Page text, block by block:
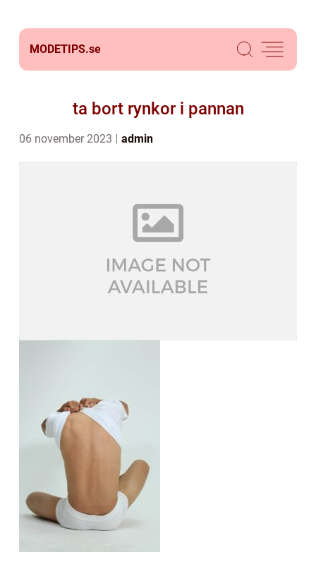
MODETIPS.se
ta bort rynkor i pannan
06 november 2023 admin